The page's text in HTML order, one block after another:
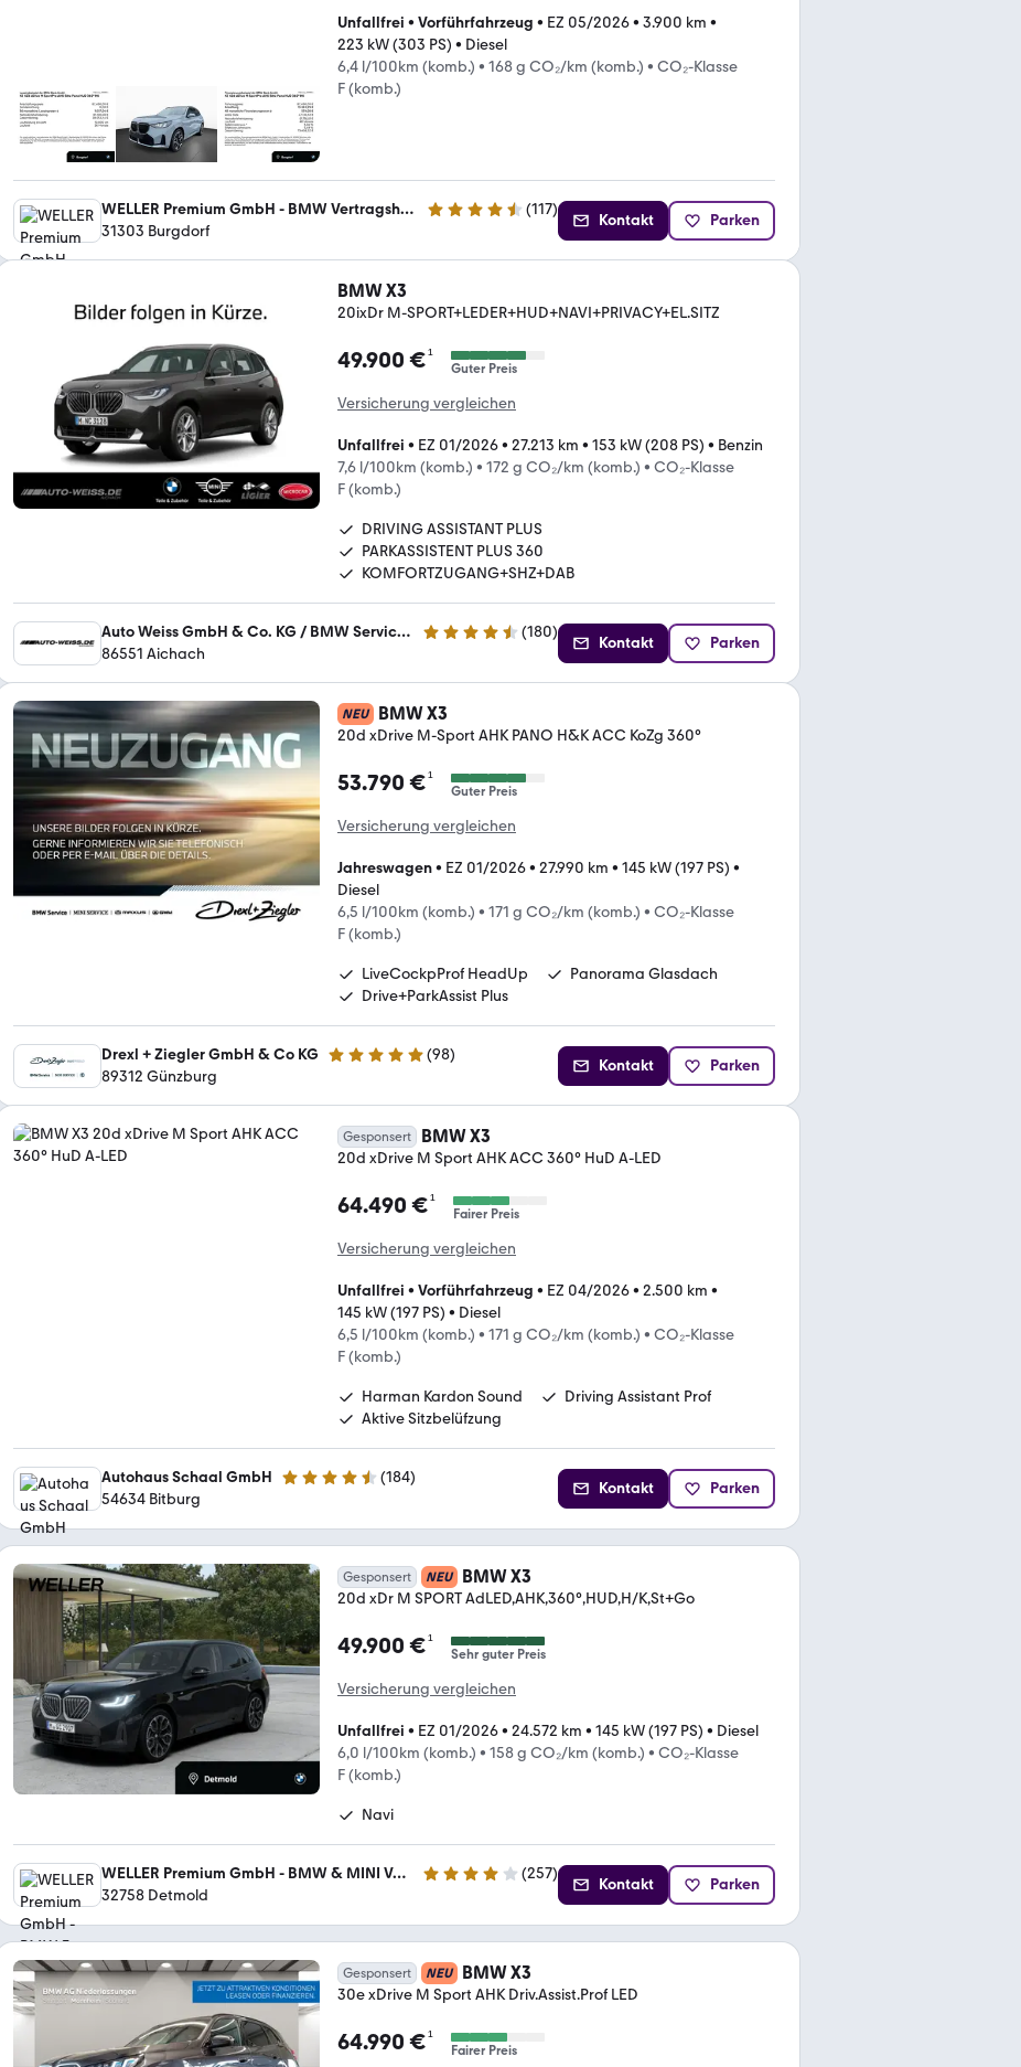
Unfallfrei • Vorführfahrzeug • EZ 05/2026• 3.900 km •
223 kW (303 PS) • Diesel
6,4 l/100km (komb.) • 168 g CO₂/km (komb.) • CO₂-Klasse
F (komb.)
WELLER Premium GmbH - BMW Vertragshändler - MINI Servicebetrieb 4.4 Sterne (117)
31303 Burgdorf
Kontakt Parken
BMW X3
20ixDr M-SPORT+LEDER+HUD+NAVI+PRIVACY+EL.SITZ
49.900 €¹
Guter Preis
Versicherung vergleichen
Unfallfrei • EZ 01/2026• 27.213 km • 153 kW (208 PS) • Benzin
7,6 l/100km (komb.) • 172 g CO₂/km (komb.) • CO₂-Klasse
F (komb.)
DRIVING ASSISTANT PLUS
PARKASSISTENT PLUS 360
KOMFORTZUGANG+SHZ+DAB
Auto Weiss GmbH & Co. KG / BMW Service - MINI Service 4.6 Sterne (180)
86551 Aichach
Kontakt Parken
NEU BMW X3
20d xDrive M-Sport AHK PANO H&K ACC KoZg 360°
53.790 €¹
Guter Preis
Versicherung vergleichen
Jahreswagen• EZ 01/2026• 27.990 km • 145 kW (197 PS) •
Diesel
6,5 l/100km (komb.) • 171 g CO₂/km (komb.) • CO₂-Klasse
F (komb.)
LiveCockpProf HeadUp
Panorama Glasdach
Drive+ParkAssist Plus
Drexl + Ziegler GmbH & Co KG 4.8 Sterne (98)
89312 Günzburg
Kontakt Parken
Gesponsert BMW X3
20d xDrive M Sport AHK ACC 360° HuD A-LED
64.490 €¹
Fairer Preis
Versicherung vergleichen
Unfallfrei • Vorführfahrzeug • EZ 04/2026• 2.500 km •
145 kW (197 PS) • Diesel
6,5 l/100km (komb.) • 171 g CO₂/km (komb.) • CO₂-Klasse
F (komb.)
Harman Kardon Sound
Driving Assistant Prof
Aktive Sitzbelüfzung
Autohaus Schaal GmbH 4.5 Sterne (184)
54634 Bitburg
Kontakt Parken
Gesponsert NEU BMW X3
20d xDr M SPORT AdLED,AHK,360°,HUD,H/K,St+Go
49.900 €¹
Sehr guter Preis
Versicherung vergleichen
Unfallfrei • EZ 01/2026• 24.572 km • 145 kW (197 PS) • Diesel
6,0 l/100km (komb.) • 158 g CO₂/km (komb.) • CO₂-Klasse
F (komb.)
Navi
WELLER Premium GmbH - BMW & MINI Vertragshändler 4.1 Sterne (257)
32758 Detmold
Kontakt Parken
Gesponsert NEU BMW X3
30e xDrive M Sport AHK Driv.Assist.Prof LED
64.990 €¹
Fairer Preis